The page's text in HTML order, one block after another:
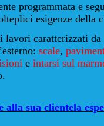
programmata e
esigenze della
caratterizzati
scale,
e intarsi sul
sua clientela